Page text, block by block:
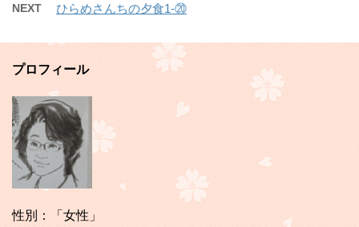
NEXT ひらめさんちの夕食1-⑳
プロフィール
性別：「女性」